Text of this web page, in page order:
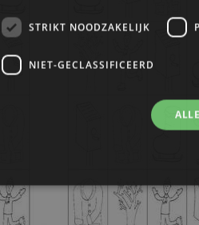
STRIKT NOODZAKELIJK
NIET-GECLASSIFICEERD
Strikt noodzakelijk